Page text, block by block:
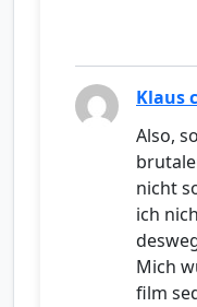
Klaus
Also,
nicht
ich
Mich
film